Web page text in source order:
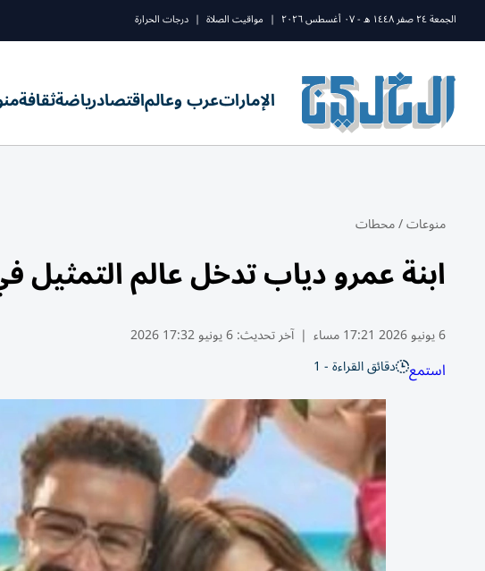
الجمعة ٢٤ صفر ١٤٤٨ ه - ٠٧ أغسطس ٢٠٢٦ | مواقيت الصلاة | درجات الحرارة
الإماراتعرب وعالماقتصادرياضةثقافة
منوعات/محطات
ابنة عمرو دياب تدخل عالم التمثيل
6 يونيو 2026 17:21 مساء | آخر تحديث:6 يونيو 17:32 2026
استمع دقائق القراءة - 1